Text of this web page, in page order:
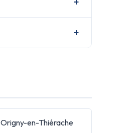
Origny-en-Thiérache